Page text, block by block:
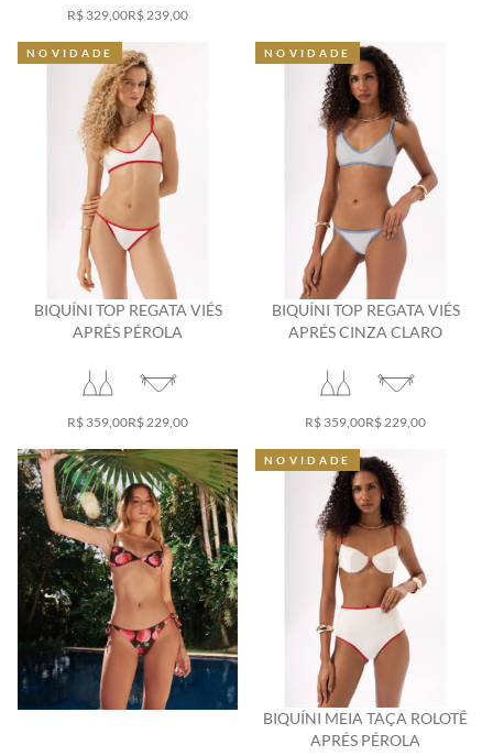
R$ 329,00R$ 239,00
BIQUÍNI TOP REGATA VIÉS
APRÉS PÉROLA
R$ 359,00
NOVIDADE
R$ 229,00
NOVIDADE
BIQUÍNI TOP REGATA VIÉS
APRÉS CINZA CLARO
R$ 359,00
NOVIDADE
R$ 229,00
NOVIDADE
BIQUÍNI MEIA TAÇA ROLOTÊ
APRÉS PÉROLA
NOVIDADE
NOVIDADE